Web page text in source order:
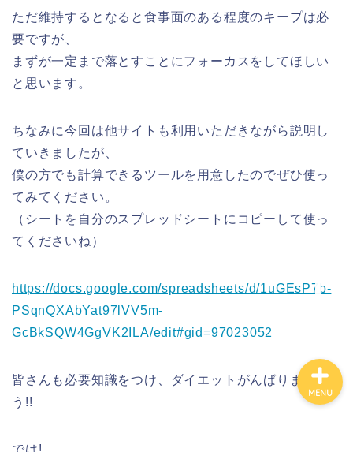
ただ維持するとなると食事面のある程度のキープは必
要ですが、
まずが一定まで落とすことにフォーカスをしてほしい
と思います。
ちなみに今回は他サイトも利用いただきながら説明し
ていきましたが、
僕の方でも計算できるツールを用意したのでぜひ使っ
てみてください。
（シートを自分のスプレッドシートにコピーして使っ
てくださいね）
https://docs.google.com/spreadsheets/d/1uGEsP7b-
PSqnQXAbYat97lVV5m-
GcBkSQW4GgVK2ILA/edit#gid=97023052
皆さんも必要知識をつけ、ダイエットがんばりましょ
う!!
MENU
ホーム
プライバシーポリシー
記